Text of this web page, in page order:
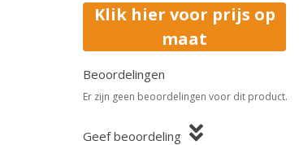
Klik hier voor prijs op
maat
Beoordelingen
Er zijn geen beoordelingen voor dit product.
Geef beoordeling